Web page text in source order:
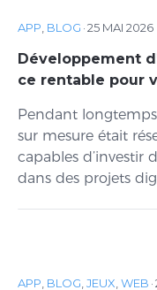
APP BLOG ·25 MAI 2026
Développement
ce rentable pour
Pendant
sur mesure était
capables d’investir
dans des projets
APP BLOG JEUX WEB ·